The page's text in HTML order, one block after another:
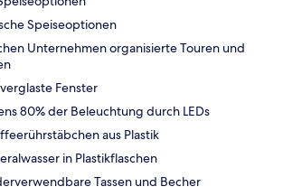
Speiseoptionen
Unternehmen organisierte Touren und
Fenster
80% der Beleuchtung durch LEDs
aus Plastik
in Plastikflaschen
Tassen und Becher